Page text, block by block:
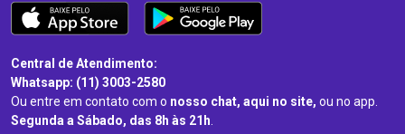
Central de Atendimento:
Whatsapp: (11) 3003-2580
Ou entre em contato com o nosso chat, aqui no site, ou no app.
Segunda a Sábado, das 8h às 21h.